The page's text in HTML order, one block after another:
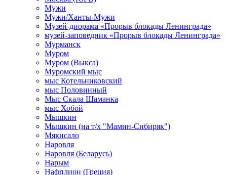
Мужи
Мужи/Ханты-Мужи
Музей-диорама «Прорыв блокады Ленинграда»
музей-заповедник «Прорыв блокады Ленинграда»
Мурманск
Муром
Муром (Выкса)
Муромский мыс
мыс Котельниковский
мыс Половинный
Мыс Скала Шаманка
мыс Хобой
Мышкин
Мышкин (на т/х "Мамин-Сибиряк")
Мякисало
Наровля
Наровля (Беларусь)
Нарым
Нафплион (Греция)